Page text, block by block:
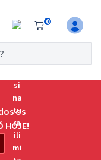
0
os
HOJE!